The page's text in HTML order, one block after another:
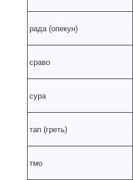
рада (опекун)
сраво
сура
тап (греть)
тмо